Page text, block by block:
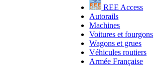
REE Access
Autorails
Machines
Voitures et fourgons
Wagons et grues
Véhicules routiers
Armée Française